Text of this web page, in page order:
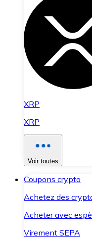
XRP
XRP
Voir toutes
Coupons crypto
Achetez des
Acheter avec
Virement SEPA